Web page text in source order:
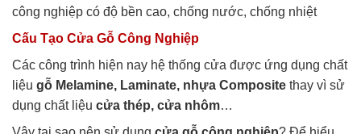
công nghiệp có độ bền cao, chống nước, chống nhiệt
Cấu Tạo Cửa Gỗ Công Nghiệp
Các công trình hiện nay hệ thống cửa được ứng dụng chất
liệu gỗ Melamine, Laminate, nhựa Composite thay vì sử
dụng chất liệu cửa thép, cửa nhôm…